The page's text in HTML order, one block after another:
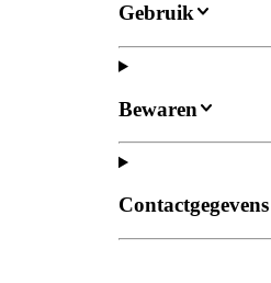
Gebruik
Bewaren
Contactgegevens